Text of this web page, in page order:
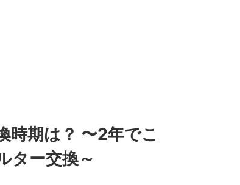
時期は？ 〜2年でこ
ター交換～